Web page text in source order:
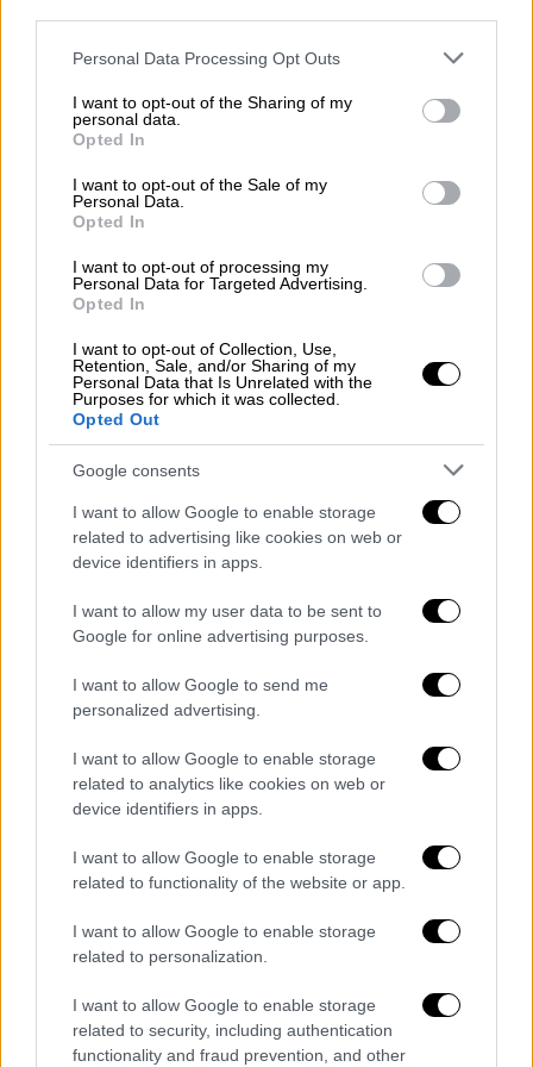
Please note that this website/app uses one or more Google
not limited to your visit or usage behaviour. You may click to
grant or deny consent to Google and its third-party tags to
use your data for below specified purposes in below Google
consent section.
Personal Data Processing Opt Outs
I want to opt-out of the Sharing of my
personal data.
Opted In
I want to opt-out of the Sale of my
Personal Data.
Opted In
I want to opt-out of processing my
Personal Data for Targeted Advertising.
Opted In
I want to opt-out of Collection, Use,
Retention, Sale, and/or Sharing of my
Personal Data that Is Unrelated with the
Purposes for which it was collected.
Opted Out
Google consents
I want to allow Google to enable storage
related to advertising like cookies on web or
device identifiers in apps.
I want to allow my user data to be sent to
Google for online advertising purposes.
I want to allow Google to send me
personalized advertising.
I want to allow Google to enable storage
related to analytics like cookies on web or
device identifiers in apps.
I want to allow Google to enable storage
related to functionality of the website or app.
I want to allow Google to enable storage
related to personalization.
I want to allow Google to enable storage
related to security, including authentication
functionality and fraud prevention, and other
Νότια Κορέα
Τσεχία
2ος Όμιλος
Καναδάς
Βοσνία / Ερζεγοβίνη
Κατάρ
Ελβετία
3ος Όμιλος
Βραζιλία
Μαρόκο
Αϊτή
Σκωτία
4ος Όμιλος
Παραγουάη
Αυστραλία
Τουρκία
Γερμανία
Κουρασάο
Ακτή Ελεφαντοστού
Ισημερινός
6ος Όμιλος
Ολλανδία
Ιαπωνία
Σουηδία